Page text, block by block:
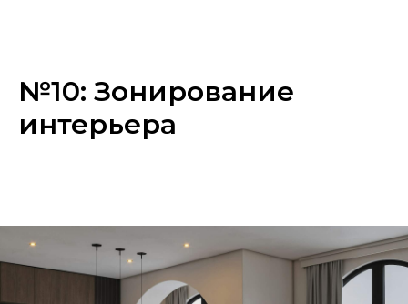
№10: Зонирование
интерьера